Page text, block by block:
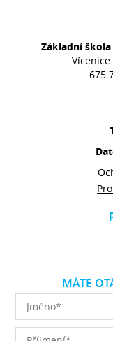
Základní
675
MÁTE